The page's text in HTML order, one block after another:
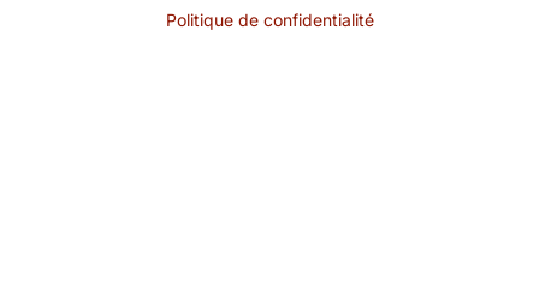
Politique de confidentialité